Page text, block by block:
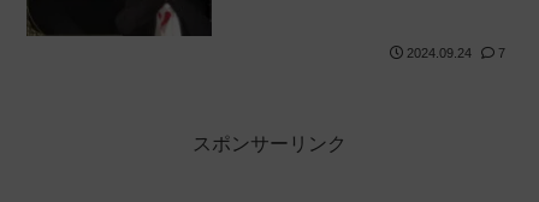
2024.09.24 7
スポンサーリンク